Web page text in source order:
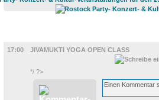
17:00
JIVAMUKTI YOGA OPEN CLASS
*/ ?>